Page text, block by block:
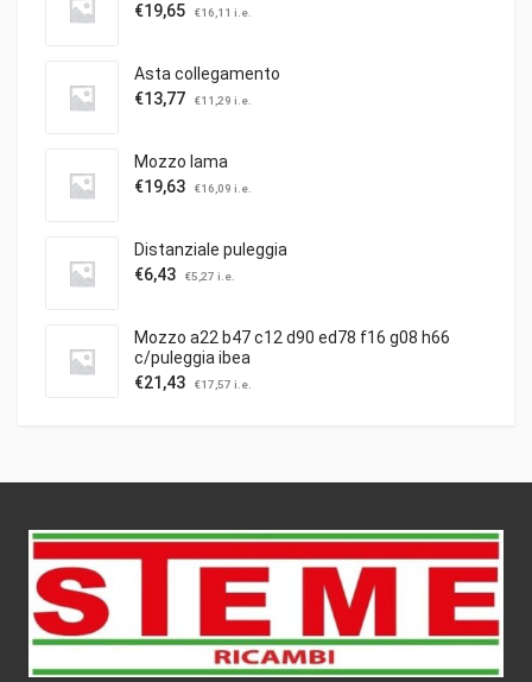
€19,65 €16,11 i.e.
Asta collegamento
€13,77 €11,29 i.e.
Mozzo lama
€19,63 €16,09 i.e.
Distanziale puleggia
€6,43 €5,27 i.e.
Mozzo a22 b47 c12 d90 ed78 f16 g08 h66
c/puleggia ibea
€21,43 €17,57 i.e.